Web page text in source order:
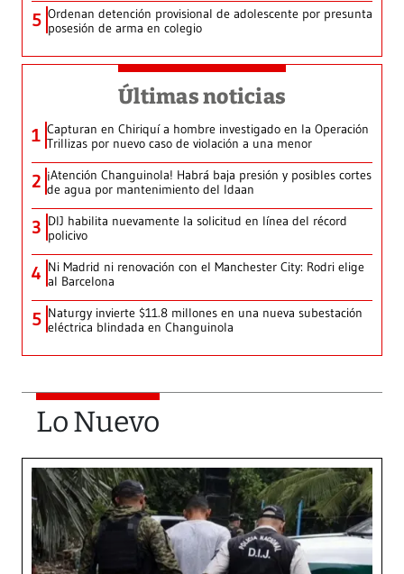
5 Ordenan detención provisional de adolescente por presunta
posesión de arma en colegio
Últimas noticias
1 Capturan en Chiriquí a hombre investigado en la Operación
Trillizas por nuevo caso de violación a una menor
2 ¡Atención Changuinola! Habrá baja presión y posibles cortes
de agua por mantenimiento del Idaan
3 DIJ habilita nuevamente la solicitud en línea del récord
policivo
4 Ni Madrid ni renovación con el Manchester City: Rodri elige
al Barcelona
5 Naturgy invierte $11.8 millones en una nueva subestación
eléctrica blindada en Changuinola
Lo Nuevo